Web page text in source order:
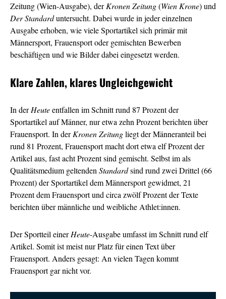
Zeitung (Wien-Ausgabe), derKronen Zeitung(Wien Krone) und
Der Standarduntersucht. Dabei wurde in jeder einzelnen
Ausgabe erhoben, wie viele Sportartikel sich primär mit
Männersport, Frauensport oder gemischten Bewerben
beschäftigen undwie Bilder dabei eingesetzt werden.
Klare Zahlen, klares Ungleichgewicht
In derHeuteentfallen im Schnitt rund 87 Prozent der
Sportartikel auf Männer, nur etwa zehn Prozent berichten über
Frauensport. In derKronen Zeitungliegt der Männeranteil bei
rund 81 Prozent, Frauensport macht dort etwa elf Prozent der
Artikel aus, fast acht Prozent sind gemischt. Selbst im als
Qualitätsmedium geltendenStandardsind rund zwei Drittel (66
Prozent) der Sportartikel dem Männersport gewidmet, 21
Prozent dem Frauensport und circa zwölf Prozent der Texte
berichten über männliche und weibliche Athlet:innen.
Der Sportteil einerHeute-Ausgabe umfasst im Schnitt rund elf
Artikel. Somit ist meist nur Platz für einen Text über
Frauensport. Anders gesagt: An vielen Tagen kommt
Frauensport gar nicht vor.